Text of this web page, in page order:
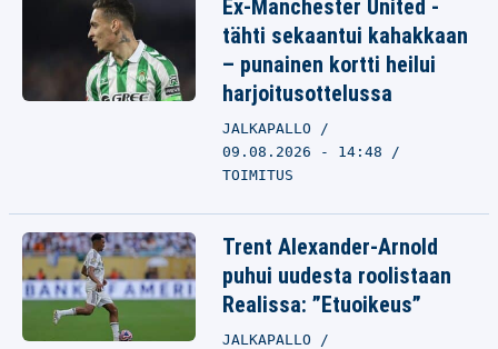
Ex-Manchester United -
tähti sekaantui kahakkaan
– punainen kortti heilui
harjoitusottelussa
JALKAPALLO
09.08.2026 - 14:48
TOIMITUS
Trent Alexander-Arnold
puhui uudesta roolistaan
Realissa: ”Etuoikeus”
JALKAPALLO